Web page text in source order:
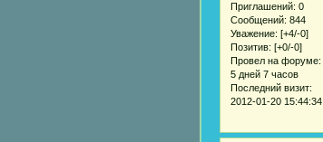
Приглашений: 0
Сообщений: 844
Уважение: [+4/-0]
Позитив: [+0/-0]
Провел на форуме:
5 дней 7 часов
Последний визит:
2012-01-20 15:44:34